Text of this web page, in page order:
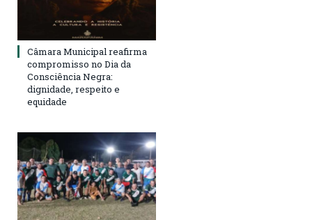
Câmara Municipal reafirma
compromisso no Dia da
Consciência Negra:
dignidade, respeito e
equidade